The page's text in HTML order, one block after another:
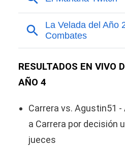
RESULTADOS EN VIVO
AÑO 4
Carrera vs. Agustin51
a Carrera por decisión
jueces